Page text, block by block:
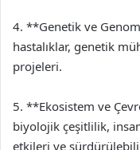
4. **Genetik ve
hastalıklar, genetik
projeleri.
5. **Ekosistem ve
biyolojik çeşitlilik,
etkileri ve